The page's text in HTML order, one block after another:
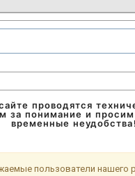
проводятся
за понимание и
временные неудобства!
пользователи нашего